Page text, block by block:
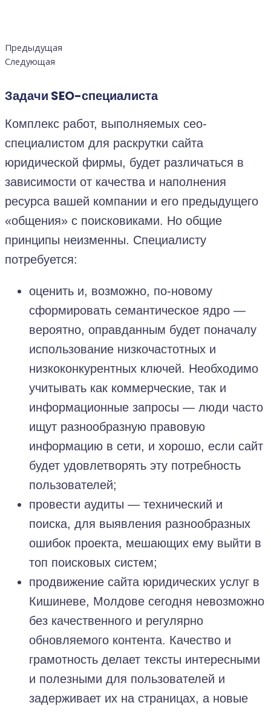
Предыдущая
Следующая
Задачи SEO-специалиста
Комплекс работ, выполняемых сео-
специалистом для раскрутки сайта
юридической фирмы, будет различаться в
зависимости от качества и наполнения
ресурса вашей компании и его предыдущего
«общения» с поисковиками. Но общие
принципы неизменны. Специалисту
потребуется:
оценить и, возможно, по-новому
сформировать семантическое ядро —
вероятно, оправданным будет поначалу
использование низкочастотных и
низкоконкурентных ключей. Необходимо
учитывать как коммерческие, так и
информационные запросы — люди часто
ищут разнообразную правовую
информацию в сети, и хорошо, если сайт
будет удовлетворять эту потребность
пользователей;
провести аудиты — технический и
поиска, для выявления разнообразных
ошибок проекта, мешающих ему выйти в
топ поисковых систем;
продвижение сайта юридических услуг в
Кишиневе, Молдове сегодня невозможно
без качественного и регулярно
обновляемого контента. Качество и
грамотность делает тексты интересными
и полезными для пользователей и
задерживает их на страницах, а новые